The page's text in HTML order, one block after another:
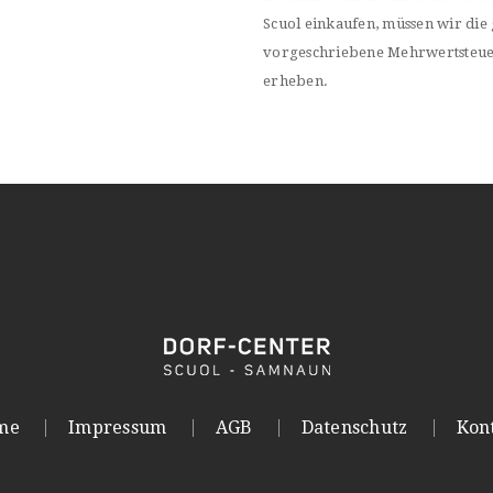
Scuol einkaufen, müssen wir die
vorgeschriebene
erheben.
Impressum AGB Datenschutz